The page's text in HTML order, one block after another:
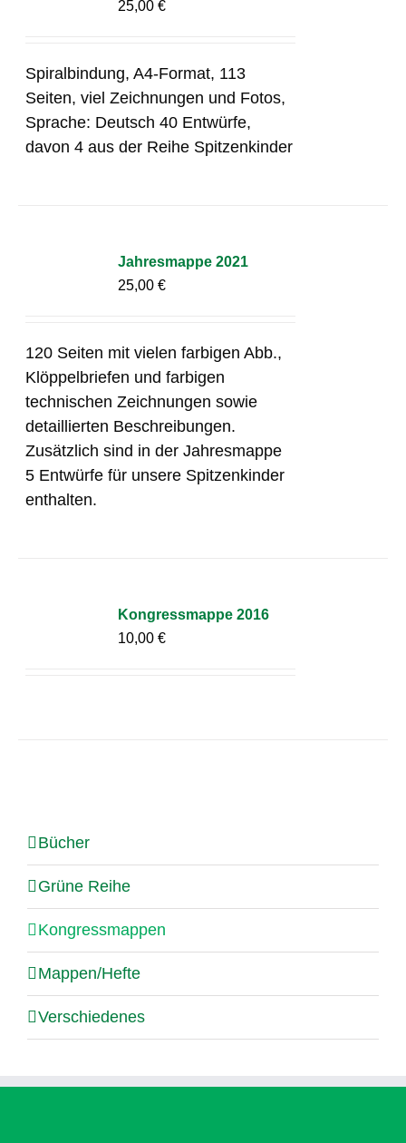
25,00€
Spiralbindung, A4-Format, 113
Seiten, viel Zeichnungen und Fotos,
Sprache: Deutsch 40 Entwürfe,
davon 4 aus der Reihe Spitzenkinder
Jahresmappe 2021
25,00€
120 Seiten mit vielen farbigen Abb.,
Klöppelbriefen und farbigen
technischen Zeichnungen sowie
detaillierten Beschreibungen.
Zusätzlich sind in der Jahresmappe
5 Entwürfe für unsere Spitzenkinder
enthalten.
Kongressmappe 2016
10,00€
Bücher
Grüne Reihe
Kongressmappen
Mappen/Hefte
Verschiedenes